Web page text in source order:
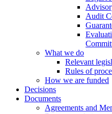
Audit
What we do
Relevant
Rules of
How we are funded
Decisions
Documents
Agreements and